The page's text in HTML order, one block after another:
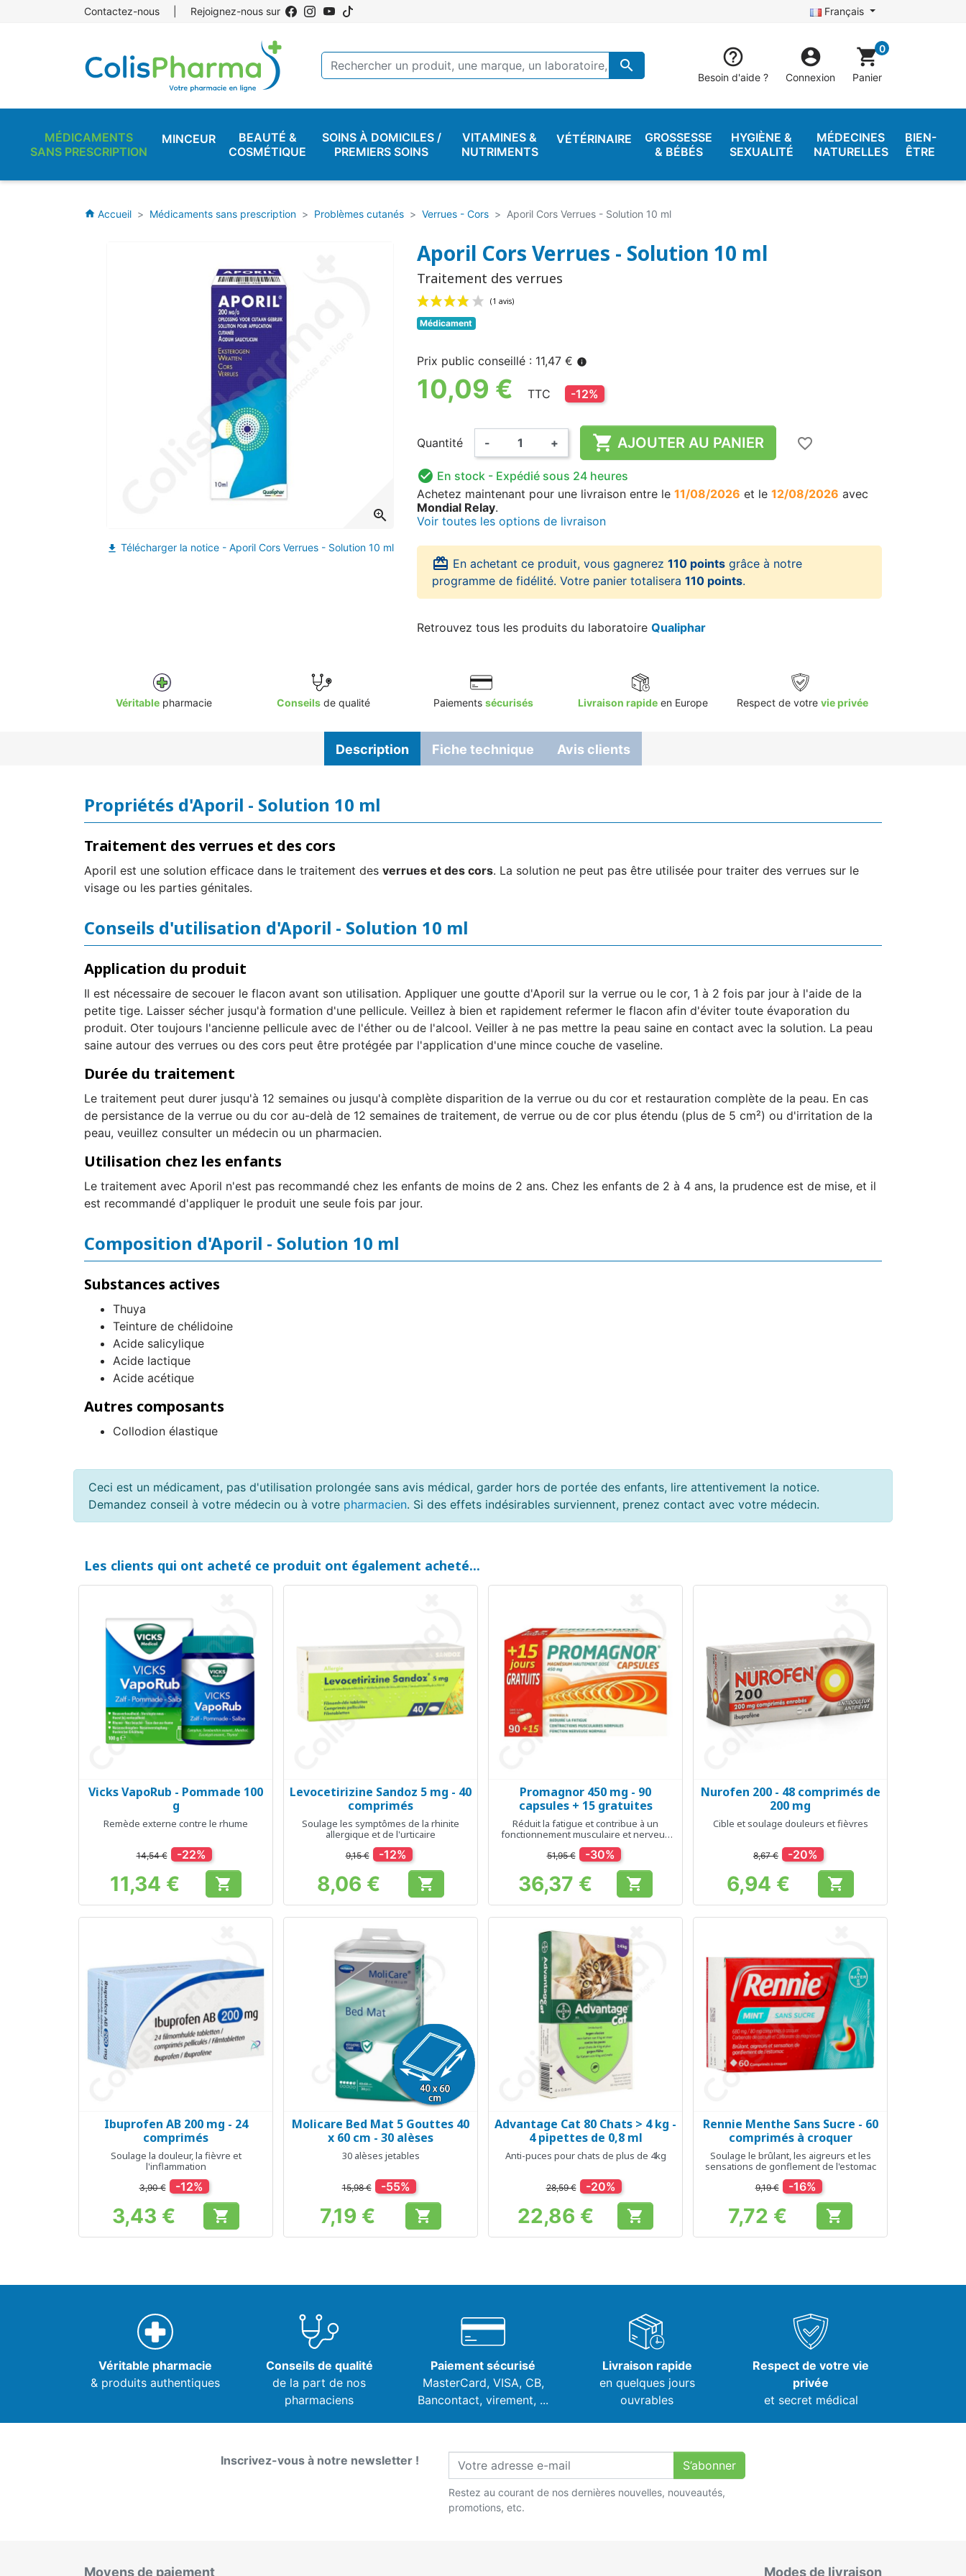
Contactez-nous Rejoignez-nous sur Français
 
Besoin d'aide ?

Connexion
shopping_cart0
Panier
MÉDICAMENTS
SANS PRESCRIPTION
MINCEUR
BEAUTÉ &
COSMÉTIQUE
SOINS À DOMICILES /
PREMIERS SOINS
VITAMINES &
NUTRIMENTS
VÉTÉRINAIRE
GROSSESSE
& BÉBÉS
HYGIÈNE &
SEXUALITÉ
MÉDECINES
NATURELLES
BIEN-
ÊTRE
home Accueil Médicaments sans prescription Problèmes cutanés Verrues - Cors Aporil Cors Verrues - Solution 10 ml
zoom_in
file_download Télécharger la notice - Aporil Cors Verrues - Solution 10 ml
Aporil Cors Verrues - Solution 10 ml
Traitement des verrues
Médicament
Prix public conseillé : 11,47 € info
10,09 € TTC -12%
Quantité - +  AJOUTER AU PANIER
favorite_border
 En stock - Expédié sous 24 heures
Achetez maintenant pour une livraison entre le 11/08/2026 et le 12/08/2026 avec
Mondial Relay.
Voir toutes les options de livraison
card_giftcard En achetant ce produit, vous gagnerez 110 pointsgrâce à notre
programme de fidélité. Votre panier totalisera 110 points.
Retrouvez tous les produits du laboratoire Qualiphar
Véritable pharmacie Conseils de qualité Paiements sécurisés Livraison rapideen Europe Respect de votre vie privée
Description Fiche technique Avis clients
Propriétés d'Aporil - Solution 10 ml
Traitement des verrues et des cors
Aporil est une solution efficace dans le traitement des verrues et des cors. La solution ne peut pas être utilisée pour traiter des verrues sur le
visage ou les parties génitales.
Conseils d'utilisation d'Aporil - Solution 10 ml
Application du produit
Il est nécessaire de secouer le flacon avant son utilisation. Appliquer une goutte d'Aporil sur la verrue ou le cor, 1 à 2 fois par jour à l'aide de la
petite tige. Laisser sécher jusqu'à formation d'une pellicule. Veillez à bien et rapidement refermer le flacon afin d'éviter toute évaporation du
produit. Oter toujours l'ancienne pellicule avec de l'éther ou de l'alcool. Veiller à ne pas mettre la peau saine en contact avec la solution. La peau
saine autour des verrues ou des cors peut être protégée par l'application d'une mince couche de vaseline.
Durée du traitement
Le traitement peut durer jusqu'à 12 semaines ou jusqu'à complète disparition de la verrue ou du cor et restauration complète de la peau. En cas
de persistance de la verrue ou du cor au-delà de 12 semaines de traitement, de verrue ou de cor plus étendu (plus de 5 cm²) ou d'irritation de la
peau, veuillez consulter un médecin ou un pharmacien.
Utilisation chez les enfants
Le traitement avec Aporil n'est pas recommandé chez les enfants de moins de 2 ans. Chez les enfants de 2 à 4 ans, la prudence est de mise, et il
est recommandé d'appliquer le produit une seule fois par jour.
Composition d'Aporil - Solution 10 ml
Substances actives
Thuya
Teinture de chélidoine
Acide salicylique
Acide lactique
Acide acétique
Autres composants
Collodion élastique
Ceci est un médicament, pas d'utilisation prolongée sans avis médical, garder hors de portée des enfants, lire attentivement la notice.
Demandez conseil à votre médecin ou à votre pharmacien. Si des effets indésirables surviennent, prenez contact avec votre médecin.
Les clients qui ont acheté ce produit ont également acheté...
Aperçu rapide
Vicks VapoRub - Pommade 100
g
Remède externe contre le rhume
14,54 € -22%
Prix
11,34 € 
Aperçu rapide
Levocetirizine Sandoz 5 mg - 40
comprimés
Soulage les symptômes de la rhinite
allergique et de l'urticaire
9,15 € -12%
8,06 € 
Aperçu rapide
Promagnor 450 mg - 90
capsules + 15 gratuites
Réduit la fatigue et contribue à un
fonctionnement musculaire et nerveux
normal
51,95 € -30%
Prix
36,37 € 
Aperçu rapide
Nurofen 200 - 48 comprimés de
200 mg
Cible et soulage douleurs et fièvres
8,67 € -20%
6,94 € 
Aperçu rapide
Ibuprofen AB 200 mg - 24
comprimés
Soulage la douleur, la fièvre et
l'inflammation
3,90 € -12%
3,43 € 
Aperçu rapide
Molicare Bed Mat 5 Gouttes 40
x 60 cm - 30 alèses
30 alèses jetables
15,98 € -55%
7,19 € 
Aperçu rapide
Advantage Cat 80 Chats > 4 kg -
4 pipettes de 0,8 ml
Anti-puces pour chats de plus de 4kg
28,59 € -20%
Prix
22,86 € 
Aperçu rapide
Rennie Menthe Sans Sucre - 60
comprimés à croquer
Soulage le brûlant, les aigreurs et les
sensations de gonflement de l'estomac
9,19 € -16%
7,72 € 
Véritable pharmacie
& produits authentiques
Conseils de qualité
de la part de nos
pharmaciens
Paiement sécurisé
MasterCard, VISA, CB,
Bancontact, virement, ...
Livraison rapide
en quelques jours
ouvrables
Respect de votre vie
privée
et secret médical
Inscrivez-vous à notre newsletter ! S’abonner
Restez au courant de nos dernières nouvelles, nouveautés,
promotions, etc.
Moyens de paiement Modes de livraison